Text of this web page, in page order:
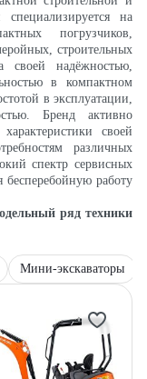
специализируется на
погрузчиков,
строительных
своей надёжностью,
в компактном
в эксплуатации,
Бренд активно
своей
различных
спектр сервисных
бесперебойную работу
ряд техники
Мини-экскаваторы